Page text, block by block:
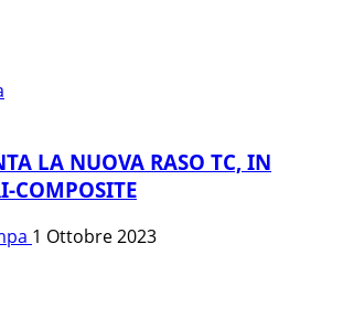
LA NUOVA RASO TC, IN
COMPOSITE
1 Ottobre 2023